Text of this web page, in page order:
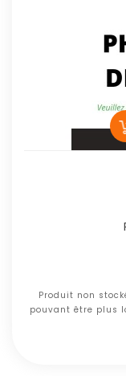
Produit non
pouvant être plus